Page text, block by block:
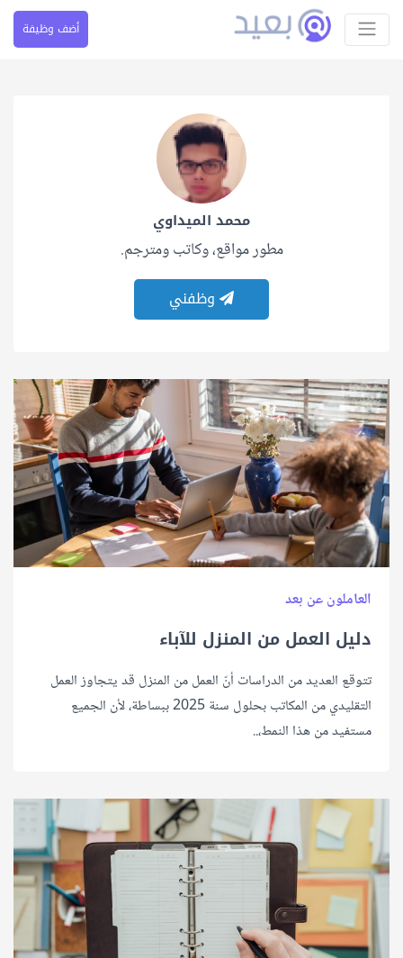
أضف وظيفة
محمد الميداوي
مطور مواقع، وكاتب ومترجم.
وظفني
العاملون عن بعد
دليل العمل من المنزل للآباء
تتوقع العديد من الدراسات أنّ العمل من المنزل قد يتجاوز العمل
التقليدي من المكاتب بحلول سنة 2025 ببساطة، لأن الجميع
مستفيد من هذا النمط،..